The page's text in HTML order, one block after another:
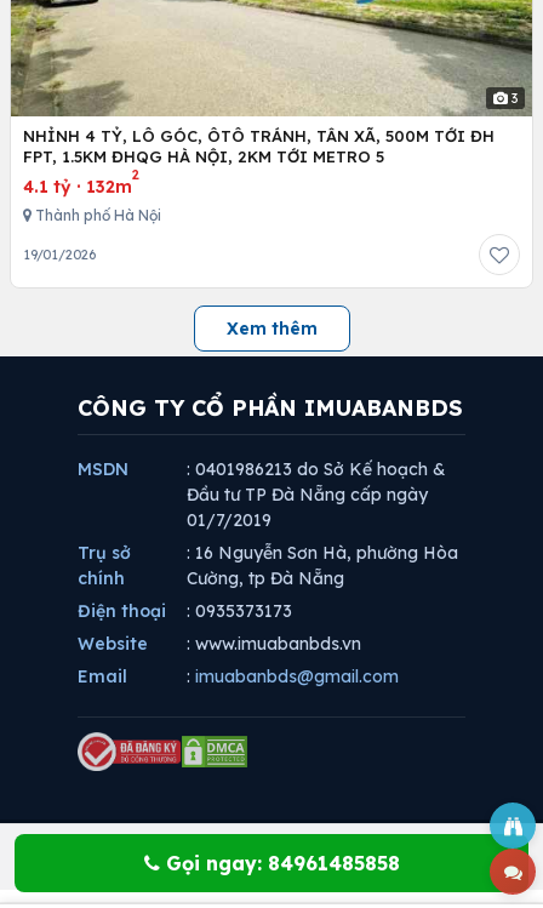
3
NHỈNH 4 TỶ, LÔ GÓC, ÔTÔ TRÁNH, TÂN XÃ, 500M TỚI ĐH
FPT, 1.5KM ĐHQG HÀ NỘI, 2KM TỚI METRO 5
4.1 tỷ · 132m
2
Thành phố Hà Nội
19/01/2026
Xem thêm
Gọi ngay: 84961485858
CÔNG TY CỔ PHẦN IMUABANBDS
MSDN
: 0401986213 do Sở Kế hoạch &
Đầu tư TP Đà Nẵng cấp ngày
01/7/2019
Trụ sở
chính
: 16 Nguyễn Sơn Hà, phường Hòa
Cường, tp Đà Nẵng
Điện thoại
: 0935373173
Website
: www.imuabanbds.vn
Email
: imuabanbds@gmail.com